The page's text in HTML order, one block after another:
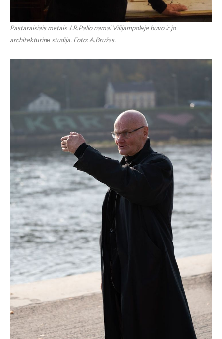
Pastaraisiais metais J.R.Palio namai Vilijampolėje buvo ir jo
architektūrinė studija. Foto: A.Bružas.